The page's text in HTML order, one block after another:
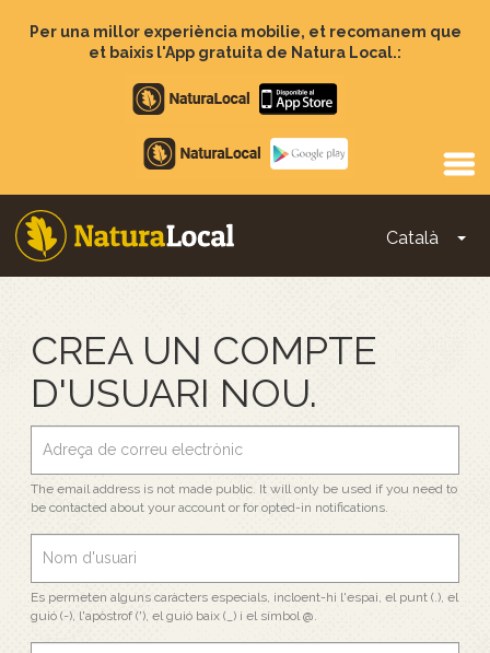
Per una millor experiència mobilie, et recomanem que
et baixis l'App gratuita de Natura Local.:
Apple
store
Google
Play
Català
Main
CREA UN COMPTE
D'USUARI NOU.
The email address is not made public. It will only be used if you need to
be contacted about your account or for opted-in notifications.
Es permeten alguns caràcters especials, incloent-hi l'espai, el punt (.), el
guió (-), l'apòstrof ('), el guió baix (_) i el símbol @.